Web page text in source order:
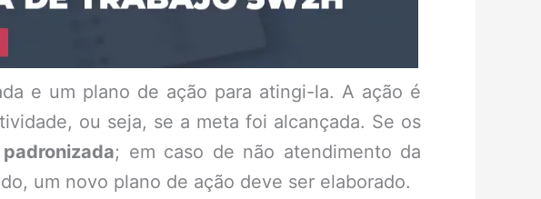
e um plano de ação para atingi-la. A ação é
ou seja, se a meta foi alcançada. Se os
; em caso de não atendimento da
um novo plano de ação deve ser elaborado.